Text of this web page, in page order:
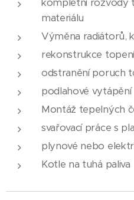
materiálu
Výměna radiátorů,
rekonstrukce topení
odstranění poruch
podlahové vytápění
Montáž tepelných
svařovací práce s
plynové nebo
Kotle na tuhá paliva